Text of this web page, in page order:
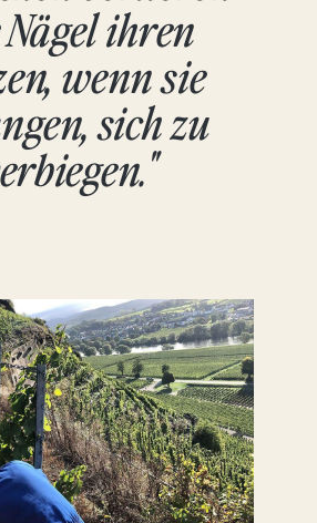
ihren
wenn sie
sich zu